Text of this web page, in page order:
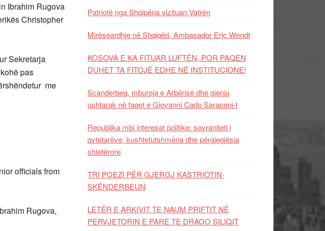
Ibrahim Rugova
Christopher
Sekretarja
pas
me
officials from
Rugova,
Patriotë nga Shqipëria vizituan Vatrën
Mirëseardhje në Shqipëri, Ambasador Eric Wendt
KOSOVA E KA FITUAR LUFTËN, POR PAQEN
DUHET TA FITOJË EDHE NË INSTITUCIONE!
Scanderbeg, mburoja e Arbërisë dhe gjeniu
ushtarak në faqet e Giovanni Carlo Saraceni-t
Republika mbi interesat politike: sovraniteti i
qytetarëve, kushtetutshmëria dhe përgjegjësia
shtetërore
TRI POEZI PËR GJERGJ KASTRIOTIN-
SKËNDERBEUN
LETËR E ARKIVIT TE NAUM PRIFTIT NË
PERVJETORIN E PARE TE DRAGO SILIQIT